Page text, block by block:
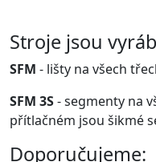
Stroje jsou
SFM - lišty na všech
SFM 3S- segmenty na
přítlačném jsou šikmé
Doporučujeme: